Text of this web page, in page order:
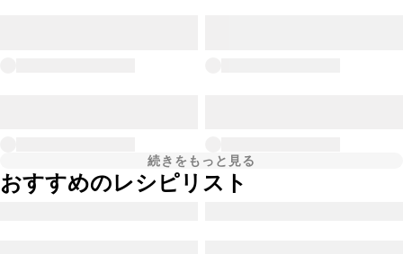
続きをもっと見る
おすすめのレシピリスト